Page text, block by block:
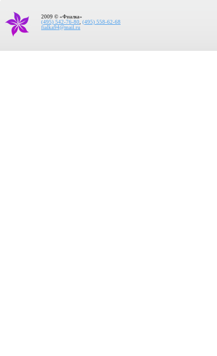
2009 © «Фиалка»
(495) 542-76-80
(495) 558-62-68
fialka94@mail.ru